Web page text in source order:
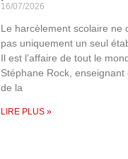
16/07/2026
Le harcèlement scolaire ne
pas uniquement un seul
Il est l’affaire de tout le
Stéphane Rock, enseignant
de la
LIRE PLUS »